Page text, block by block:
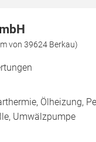
von 39624 Berkau)
Ölheizung,
Umwälzpumpe